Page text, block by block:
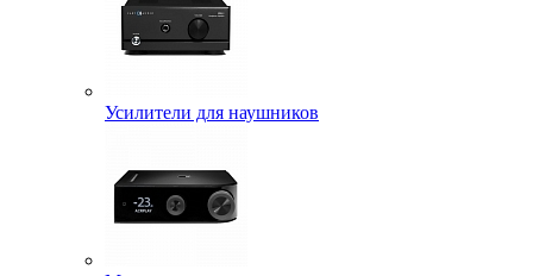
Усилители для наушников